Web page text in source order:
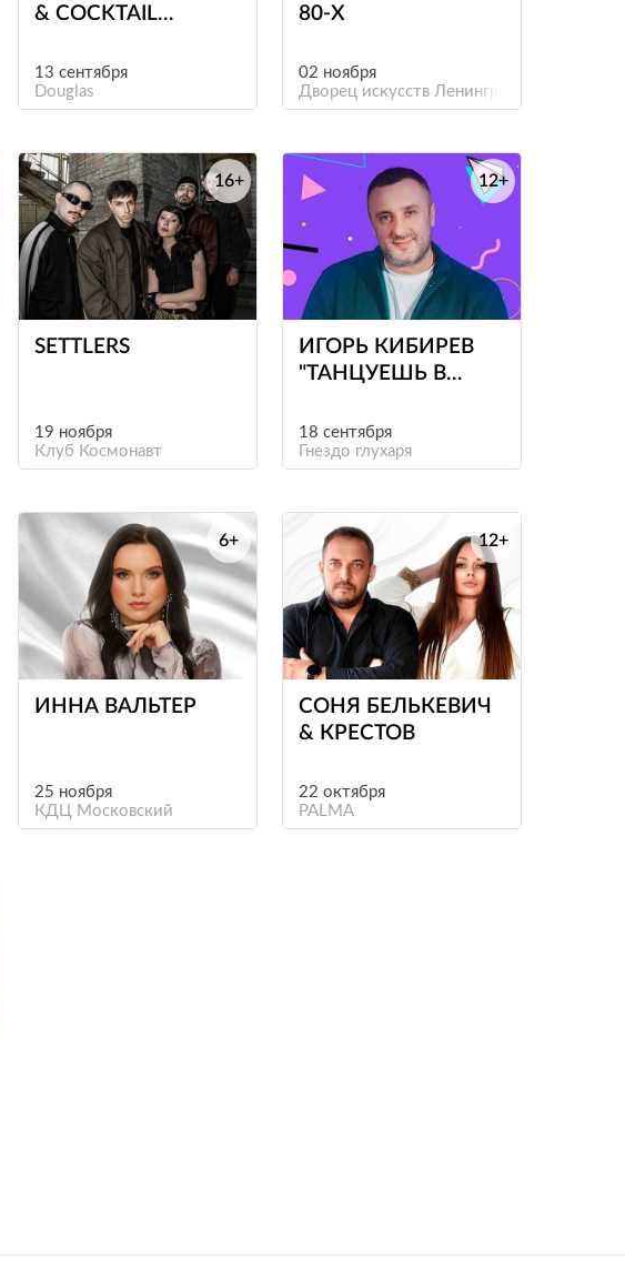
& COCKTAIL
13 сентября
Douglas
80-Х
02 ноября
Дворец искусств Ленинградской области
е
SETTLERS
19 ноября
Клуб Космонавт
16+
ИГОРЬ КИБИРЕВ
"ТАНЦУЕШЬ В
18 сентября
Гнездо глухаря
12+
е
ИННА ВАЛЬТЕР
25 ноября
КДЦ Московский
6+
е
СОНЯ БЕЛЬКЕВИЧ
& КРЕСТОВ
22 октября
PALMA
12+